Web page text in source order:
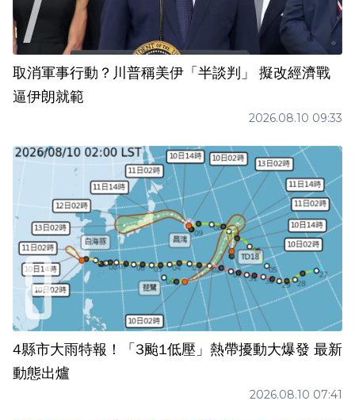
取消軍事行動？川普稱美伊「半談判」 擬改經濟戰
逼伊朗就範
2026.08.10 09:33
4縣市大雨特報！「3颱1低壓」熱帶擾動大爆發 最新
動態出爐
2026.08.10 07:41